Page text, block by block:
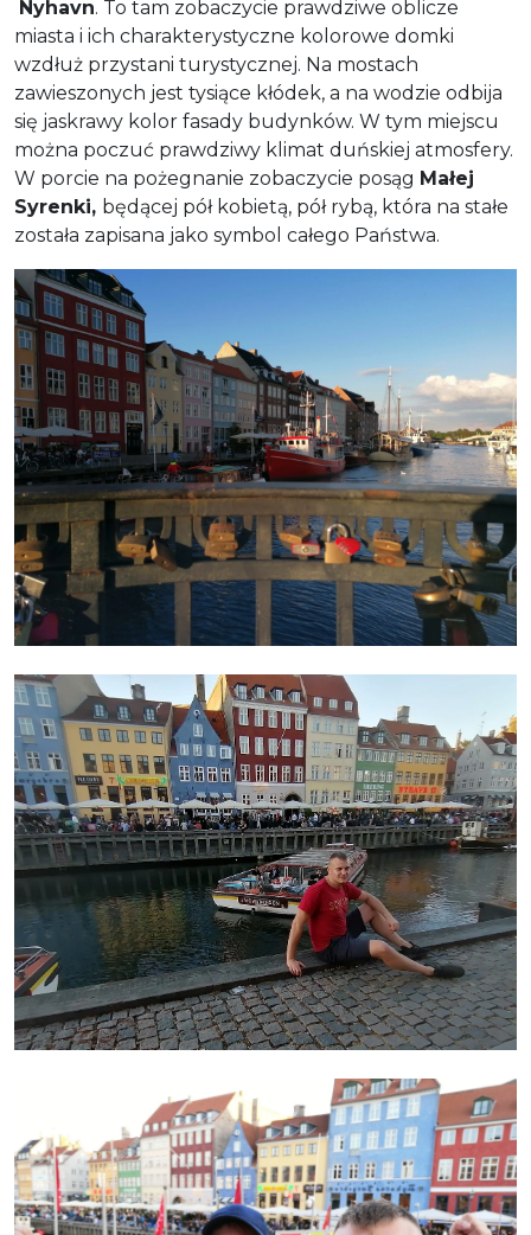
Nyhavn. To tam zobaczycie prawdziwe oblicze
miasta i ich charakterystyczne kolorowe domki
wzdłuż przystani turystycznej. Na mostach
zawieszonych jest tysiące kłódek, a na wodzie odbija
się jaskrawy kolor fasady budynków. W tym miejscu
można poczuć prawdziwy klimat duńskiej atmosfery.
W porcie na pożegnanie zobaczycie posąg Małej
Syrenki, będącej pół kobietą, pół rybą, która na stałe
została zapisana jako symbol całego Państwa.